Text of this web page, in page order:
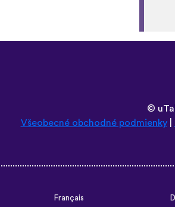
Français
Türkçe